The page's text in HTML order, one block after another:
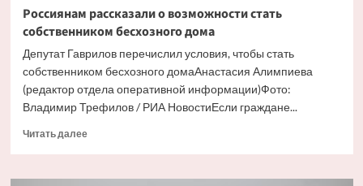
Россиянам рассказали о возможности стать
собственником бесхозного дома
Депутат Гаврилов перечислил условия, чтобы стать
собственником бесхозного домаАнастасия Алимпиева
(редактор отдела оперативной информации)Фото:
Владимир Трефилов / РИА НовостиЕсли граждане...
Читать далееПрочитать
Россиянам